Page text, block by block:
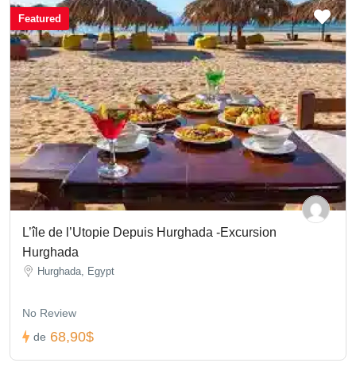
Featured
L’île de l’Utopie Depuis Hurghada -Excursion
Hurghada
Hurghada, Egypt
No Review
de 68,90$